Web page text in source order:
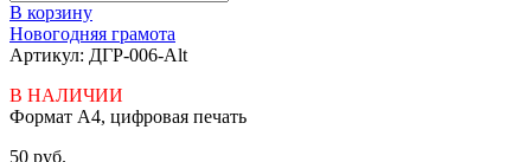
В корзину
Новогодняя грамота
Артикул: ДГР-006-Alt
В НАЛИЧИИ
Формат А4, цифровая печать
50 руб.